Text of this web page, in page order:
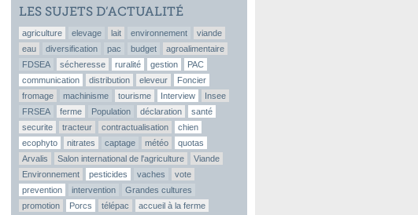
LES SUJETS D’ACTUALITÉ
agriculture elevage lait environnement
viande
eau
diversification pac budget
agroalimentaire
FDSEA
sécheresse ruralité gestion
PAC
communication
distribution eleveur
Foncier
fromage
machinisme tourisme Interview
Insee
FRSEA
ferme Population déclaration
santé
securite
tracteur contractualisation
chien
ecophyto
nitrates captage météo
quotas
Arvalis
Salon international de l'agriculture
Viande
Environnement
pesticides vaches
vote
prevention
intervention
Grandes cultures
promotion
Porcs télépac accueil à la ferme